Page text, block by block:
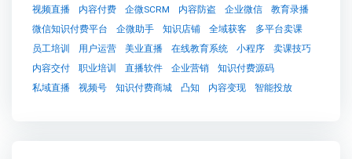
视频直播
内容付费 企微SCRM 内容防盗 企业微信
教育录播
微信知识付费平台
企微助手 知识店铺 全域获客
多平台卖课
员工培训
用户运营 美业直播 在线教育系统 小程序
卖课技巧
内容交付
职业培训 直播软件 企业营销
知识付费源码
私域直播
视频号 知识付费商城 凸知 内容变现 智能投放